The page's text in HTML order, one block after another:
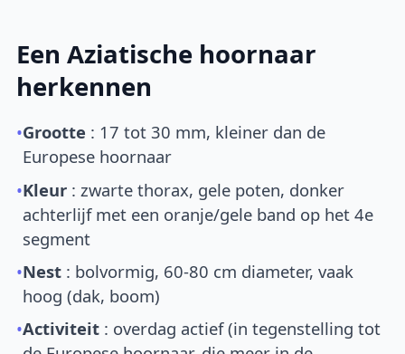
Een Aziatische hoornaar
herkennen
•Grootte : 17 tot 30 mm, kleiner dan de
Europese hoornaar
•Kleur : zwarte thorax, gele poten, donker
achterlijf met een oranje/gele band op het 4e
segment
•Nest : bolvormig, 60-80 cm diameter, vaak
hoog (dak, boom)
•Activiteit : overdag actief (in tegenstelling tot